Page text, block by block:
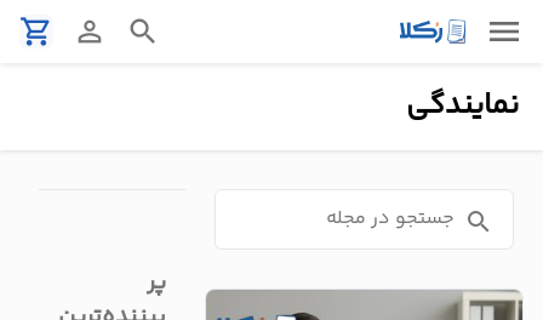
menu
search
person_outline
shopping_cart
نمونه
تنظیم
قرارداد
مشاوره
نمایندگی
search
پر